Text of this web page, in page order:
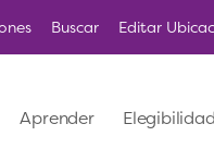
Buscar Editar
Aprender Elegibilidad